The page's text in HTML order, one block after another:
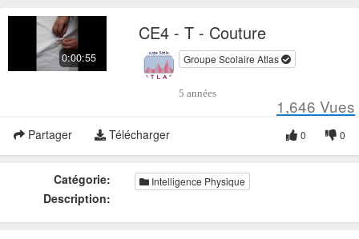
0:00:55
CE4 - T - Couture
Groupe Scolaire Atlas
5 années
1,646 Vues
Partager Télécharger 0
0
Catégorie: Intelligence Physique
Description: